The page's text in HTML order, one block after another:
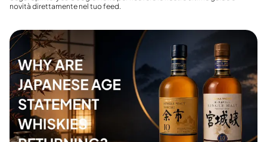
novità direttamente nel tuo feed.